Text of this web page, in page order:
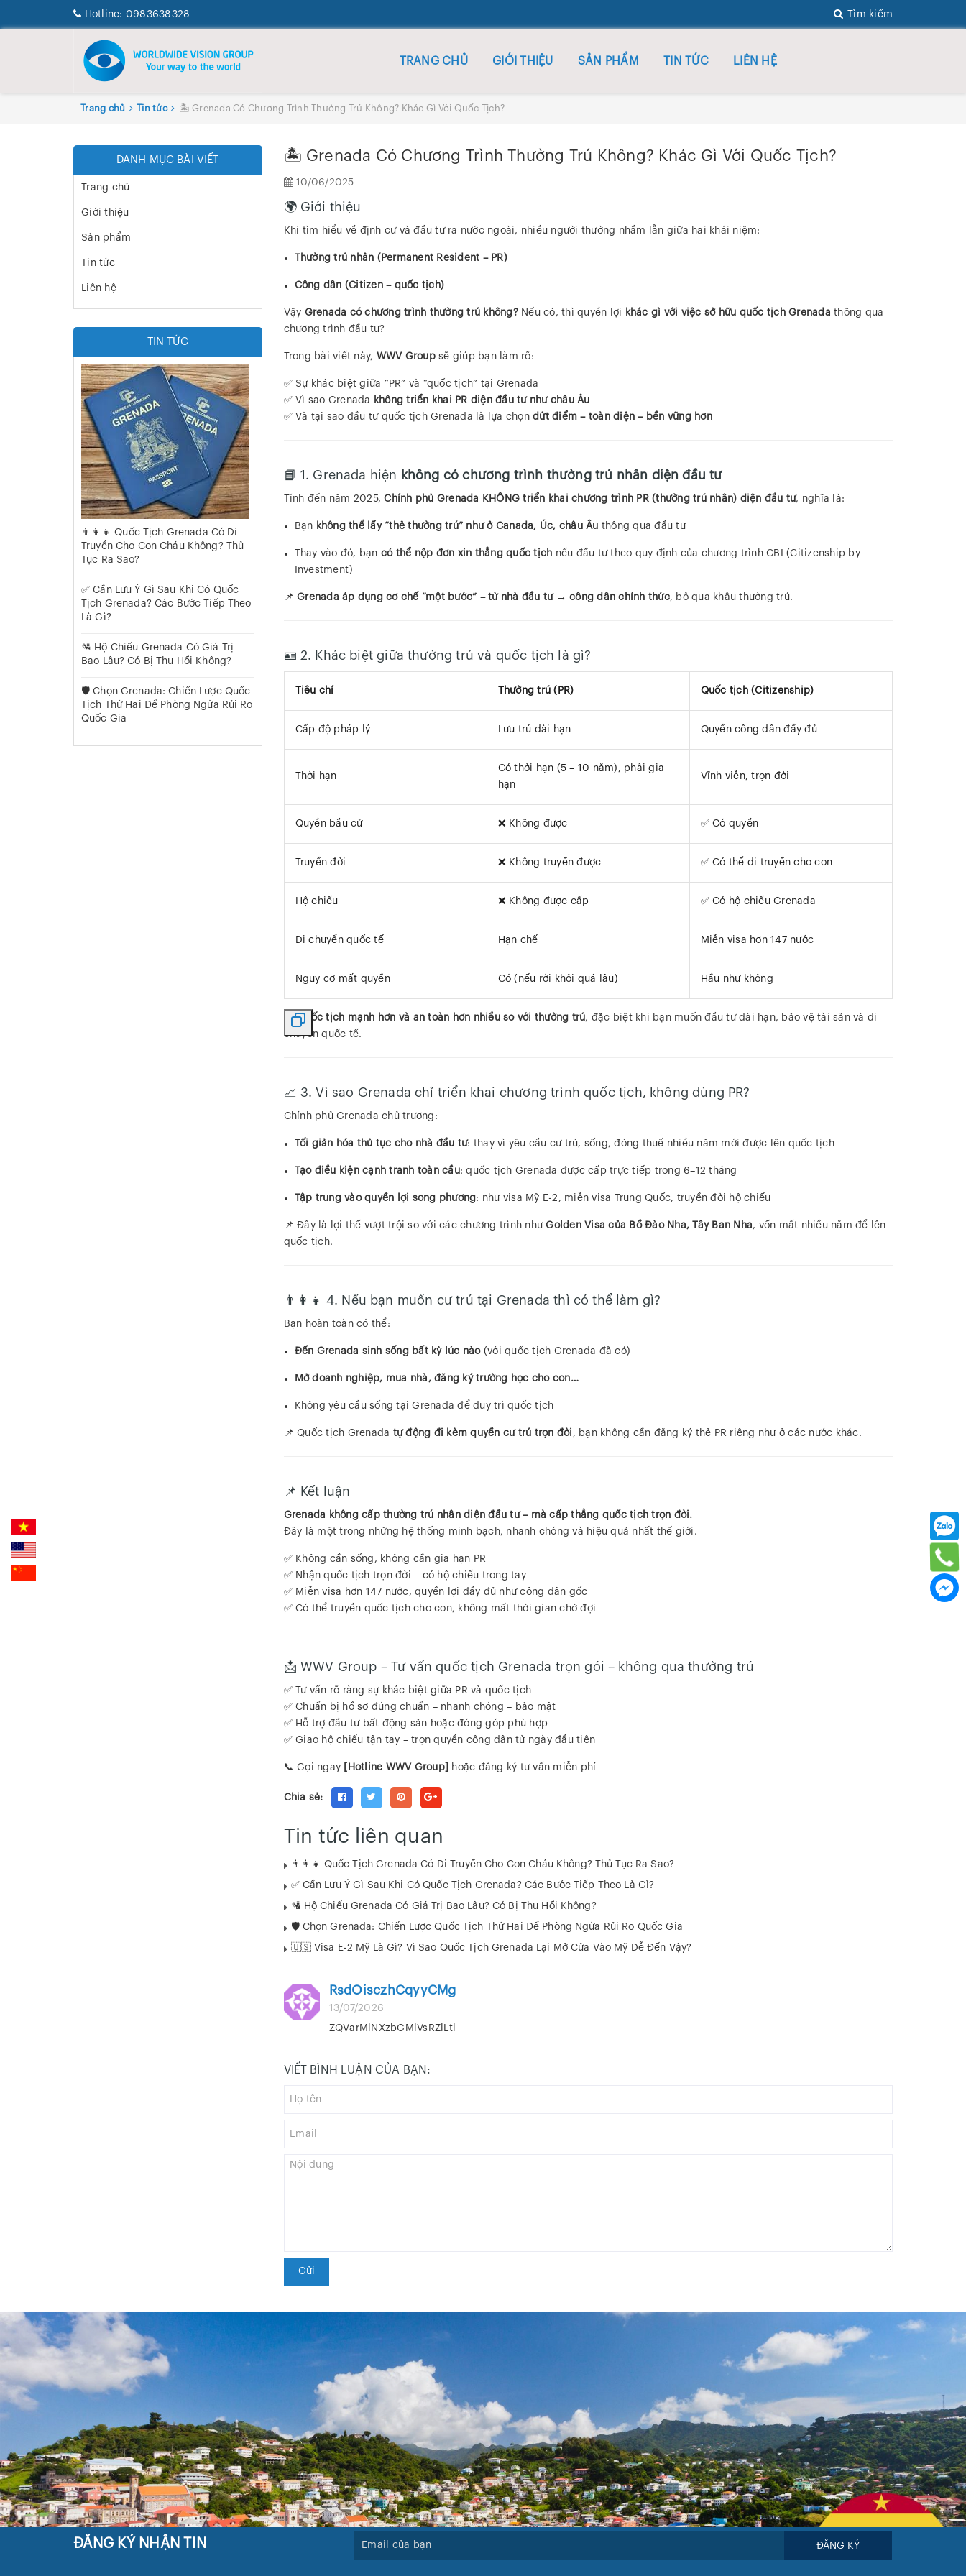
Hotline: 0983638328 Tìm kiếm
TRANG CHỦ GIỚI THIỆU SẢN PHẨM TIN TỨC LIÊN HỆ
Trang chủ Tin tức 🏝️ Grenada Có Chương Trình Thường Trú Không? Khác Gì Với Quốc Tịch?
🏝️ Grenada Có Chương Trình Thường Trú Không? Khác Gì Với Quốc Tịch?
10/06/2025
🌍 Giới thiệu
Khi tìm hiểu về định cư và đầu tư ra nước ngoài, nhiều người thường nhầm lẫn giữa hai khái niệm:
Thường trú nhân (Permanent Resident – PR)
Công dân (Citizen – quốc tịch)
Vậy Grenada có chương trình thường trú không?Nếu có, thì quyền lợi khác gì với việc sở hữu quốc tịch Grenada thông qua
chương trình đầu tư?
Trong bài viết này, WWV Groupsẽ giúp bạn làm rõ:
✅ Sự khác biệt giữa “PR” và “quốc tịch” tại Grenada
✅ Vì sao Grenada
không triển khai PR diện đầu tư như châu Âu
✅ Và tại sao đầu tư quốc tịch Grenada là lựa chọn dứt điểm – toàn diện – bền vững hơn
📘 1. Grenada hiện không có chương trình thường trú nhân diện đầu tư
Tính đến năm 2025,Chính phủ Grenada KHÔNG triển khai chương trình PR (thường trú nhân) diện đầu tư, nghĩa là:
Bạn không thể lấy “thẻ thường trú” như ở Canada, Úc, châu Âu thông qua đầu tư
Thay vào đó, bạn có thể nộp đơn xin thẳng quốc tịch nếu đầu tư theo quy định của chương trình CBI (Citizenship by
Investment)
📌 Grenada áp dụng cơ chế “một bước” – từ nhà đầu tư → công dân chính thức, bỏ qua khâu thường trú.
🪪 2. Khác biệt giữa thường trú và quốc tịch là gì?
Tiêu chí Thường trú (PR) Quốc tịch (Citizenship)
Cấp độ pháp lý Lưu trú dài hạn Quyền công dân đầy đủ
Thời hạn
Có thời hạn (5 – 10 năm), phải gia
hạn
Vĩnh viễn, trọn đời
Quyền bầu cử ❌ Không được ✅ Có quyền
Truyền đời ❌ Không truyền được ✅ Có thể di truyền cho con
Hộ chiếu ❌ Không được cấp ✅ Có hộ chiếu Grenada
Di chuyển quốc tế Hạn chế Miễn visa hơn 147 nước
Nguy cơ mất quyền Có (nếu rời khỏi quá lâu) Hầu như không
🎯Quốc tịch mạnh hơn và an toàn hơn nhiều so với thường trú, đặc biệt khi bạn muốn đầu tư dài hạn, bảo vệ tài sản và di
chuyển quốc tế.
📈 3. Vì sao Grenada chỉ triển khai chương trình quốc tịch, không dùng PR?
Chính phủ Grenada chủ trương:
Tối giản hóa thủ tục cho nhà đầu tư: thay vì yêu cầu cư trú, sống, đóng thuế nhiều năm mới được lên quốc tịch
Tạo điều kiện cạnh tranh toàn cầu: quốc tịch Grenada được cấp trực tiếp trong 6–12 tháng
Tập trung vào quyền lợi song phương: như visa Mỹ E-2, miễn visa Trung Quốc, truyền đời hộ chiếu
📌 Đây là lợi thế vượt trội so với các chương trình nhưGolden Visa của Bồ Đào Nha, Tây Ban Nha, vốn mất nhiều năm để lên
quốc tịch.
👨‍👩‍👧 4. Nếu bạn muốn cư trú tại Grenada thì có thể làm gì?
Bạn hoàn toàn có thể:
Đến Grenada sinh sống bất kỳ lúc nào(với quốc tịch Grenada đã có)
Mở doanh nghiệp, mua nhà, đăng ký trường học cho con…
Không yêu cầu sống tại Grenada để duy trì quốc tịch
📌 Quốc tịch Grenada tự động đi kèm quyền cư trú trọn đời , bạn không cần đăng ký thẻ PR riêng như ở các nước khác.
📌 Kết luận
Grenada không cấp thường trú nhân diện đầu tư – mà cấp thẳng quốc tịch trọn đời.
Đây là một trong những hệ thống minh bạch, nhanh chóng và hiệu quả nhất thế giới.
✅ Không cần sống, không cần gia hạn PR
✅ Nhận quốc tịch trọn đời – có hộ chiếu trong tay
✅ Miễn visa hơn 147 nước, quyền lợi đầy đủ như công dân gốc
✅ Có thể truyền quốc tịch cho con, không mất thời gian chờ đợi
📩 WWV Group – Tư vấn quốc tịch Grenada trọn gói – không qua thường trú
✅ Tư vấn rõ ràng sự khác biệt giữa PR và quốc tịch
✅ Chuẩn bị hồ sơ đúng chuẩn – nhanh chóng – bảo mật
✅ Hỗ trợ đầu tư bất động sản hoặc đóng góp phù hợp
✅ Giao hộ chiếu tận tay – trọn quyền công dân từ ngày đầu tiên
📞 Gọi ngay [Hotline WWV Group] hoặc đăng ký tư vấn miễn phí
Chia sẻ:
Tin tức liên quan
👨‍👩‍👧 Quốc Tịch Grenada Có Di Truyền Cho Con Cháu Không? Thủ Tục Ra Sao?
✅ Cần Lưu Ý Gì Sau Khi Có Quốc Tịch Grenada? Các Bước Tiếp Theo Là Gì?
🛂 Hộ Chiếu Grenada Có Giá Trị Bao Lâu? Có Bị Thu Hồi Không?
🛡️ Chọn Grenada: Chiến Lược Quốc Tịch Thứ Hai Để Phòng Ngừa Rủi Ro Quốc Gia
🇺🇸 Visa E-2 Mỹ Là Gì? Vì Sao Quốc Tịch Grenada Lại Mở Cửa Vào Mỹ Dễ Đến Vậy?
RsdOisczhCqyyCMg
13/07/2026
ZQVarMlNXzbGMlVsRZlLtl
VIẾT BÌNH LUẬN CỦA BẠN:
Gửi
DANH MỤC BÀI VIẾT
Trang chủ
Giới thiệu
Sản phẩm
Tin tức
Liên hệ
TIN TỨC
👨‍👩‍👧 Quốc Tịch Grenada Có Di
Truyền Cho Con Cháu Không? Thủ
Tục Ra Sao?
✅ Cần Lưu Ý Gì Sau Khi Có Quốc
Tịch Grenada? Các Bước Tiếp Theo
Là Gì?
🛂 Hộ Chiếu Grenada Có Giá Trị
Bao Lâu? Có Bị Thu Hồi Không?
🛡️ Chọn Grenada: Chiến Lược Quốc
Tịch Thứ Hai Để Phòng Ngừa Rủi Ro
Quốc Gia
ĐĂNG KÝ NHẬN TIN ĐĂNG KÝ